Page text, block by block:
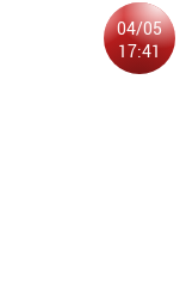
04/05
17:41